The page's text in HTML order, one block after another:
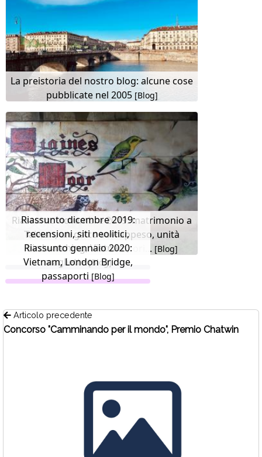
La preistoria del nostro blog: alcune cose
pubblicate nel 2005 [Blog]
Riassunto novembre 2019: matrimonio a
Taiwan, un gatto sovrappeso, unità
alcoliche, storie di servitori... [Blog]
Riassunto dicembre 2019:
recensioni, siti neolitici,
birdwatching, Vietnam,
magliette[Blog]
Riassunto gennaio 2020:
Vietnam, London Bridge,
passaporti[Blog]
Articolo precedente
Concorso "Camminando per il mondo", Premio Chatwin